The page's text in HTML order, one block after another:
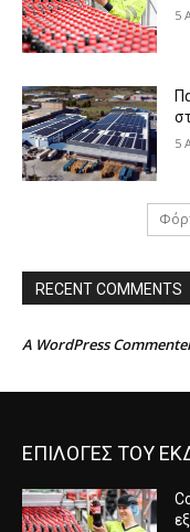
5
5
RECENT COMMENTS
A WordPress
ΕΠΙΛΟΓΕΣ ΤΟΥ